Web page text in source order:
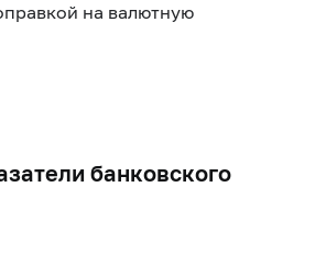
на валютную
банковского